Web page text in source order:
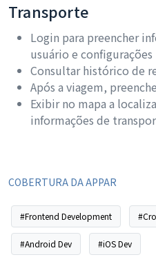
Transporte
Login para preencher
usuário e configurações
Consultar histórico de
Após a viagem,
Exibir no mapa a
informações de
COBERTURA DA APPAR
#Frontend Development
#Android Dev #iOS Dev